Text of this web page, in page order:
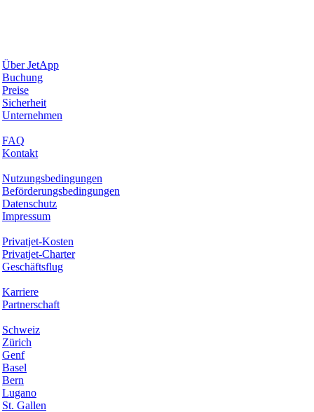
Über JetApp
Buchung
Preise
Sicherheit
Unternehmen
FAQ
Kontakt
Nutzungsbedingungen
Beförderungsbedingungen
Datenschutz
Impressum
Privatjet-Kosten
Privatjet-Charter
Geschäftsflug
Karriere
Partnerschaft
Schweiz
Zürich
Genf
Basel
Bern
Lugano
St. Gallen